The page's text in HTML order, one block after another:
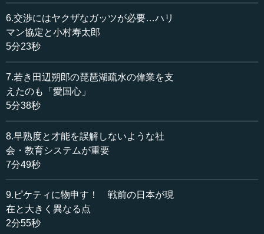
して、文字遣いや表記を適宜変更し、読点や改行などを施
している）。
〈私は少年の頃よりいささか漢籍を修めていたために、
おのずから内を尊び外を卑しむの風になずみ、その極み、
当時の攘夷論者の中に加わって、皇室を尊崇し、外国を排
斥するの説を主張したのであります。しかし、ただ論じた
これは全然間違ったこととは申されないのであります。
しかして、その頃の攘夷論者は何を目的として外国を非
難したかというと──一昨年までわが同盟国であったイギリ
スのことを申すのは心苦しいことでありますが、彼の支那
起こった。その事柄の詳細は知りえませんけれども、イギ
リスのほうが無理であったと思います。つまりイギリスか
ら支那人民の害となる阿片を売り込んで、その結果戦争と
6.交渉にはヤクザなガッツが必要…ハリ
マン協定と小村寿太郎
5分23秒
7.若き田辺朔郎の琵琶湖疏水の偉業を支
えたのも「愛国心」
5分38秒
8.早熟度と才能を誤解しないような社
会・教育システムが重要
7分49秒
9.ピケティに物申す！ 戦前の日本が現
在と大きく異なる点
2分55秒